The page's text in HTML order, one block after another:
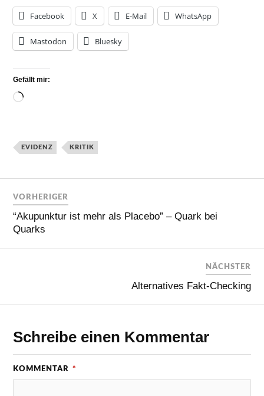
Facebook X E-Mail WhatsApp
Mastodon Bluesky
Gefällt mir:
EVIDENZ KRITIK
VORHERIGER
“Akupunktur ist mehr als Placebo” – Quark bei
Quarks
NÄCHSTER
Alternatives Fakt-Checking
Schreibe einen Kommentar
KOMMENTAR *